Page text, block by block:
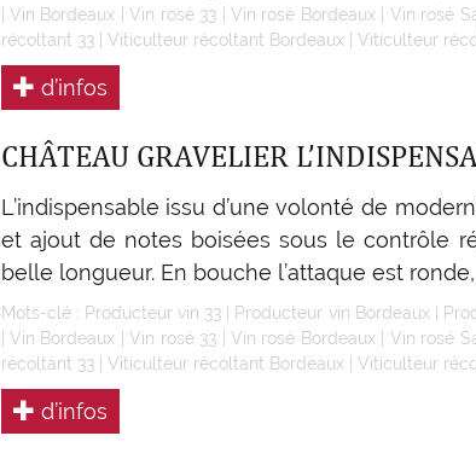
|Vin Bordeaux |Vin rosé 33 |Vin rosé Bordeaux| Vin rosé
récoltant 33| Viticulteur récoltant Bordeaux| Viticulteur
d’infos
CHÂTEAU GRAVELIER
L’indispensable issu d’une volonté de
et ajout de notes boisées sous le contrôle
belle longueur. En bouche l’attaque est
Mots-clé : Producteur vin 33 Producteur vin Bordeaux|
|Vin Bordeaux |Vin rosé 33 |Vin rosé Bordeaux| Vin rosé
récoltant 33| Viticulteur récoltant Bordeaux| Viticulteur
d’infos